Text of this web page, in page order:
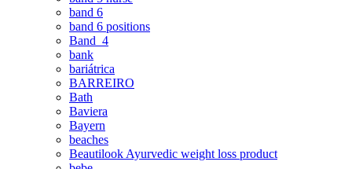
band 6
band 6 positions
Band_4
bank
bariátrica
BARREIRO
Bath
Baviera
Bayern
beaches
Beautilook Ayurvedic weight loss product